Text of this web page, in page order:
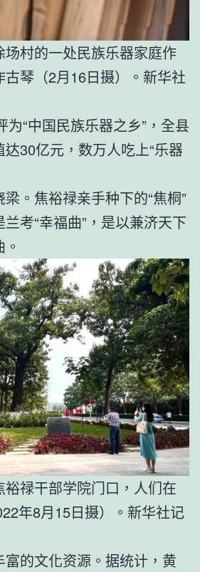
村的一处民族乐器家庭作
琴（2月16日摄）。新华社
“中国民族乐器之乡”，全县
30亿元，数万人吃上“乐器
。焦裕禄亲手种下的“焦桐”
考“幸福曲”，是以兼济天下
禄干部学院门口，人们在
年8月15日摄）。新华社记
的文化资源。据统计，黄